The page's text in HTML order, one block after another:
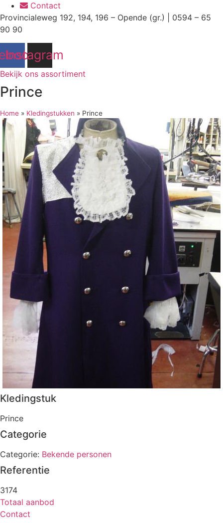
Contact
Provincialeweg 192, 194, 196 – Opende (gr.) | 0594 – 65
90 90
Instagram
Bekijk ons assortiment
Prince
Home » Kledingstukken » Prince
Kledingstuk
Prince
Categorie
Categorie: Bekende personen
Referentie
3174
Totaal aanbod
Contact